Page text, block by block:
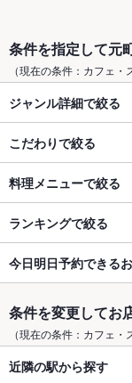
条件を指定して元
（現在の条件：カフェ・
ジャンル詳細で絞る
こだわりで絞る
料理メニューで絞る
ランキングで絞る
今日明日予約できる
条件を変更してお
（現在の条件：カフェ・
近隣の駅から探す